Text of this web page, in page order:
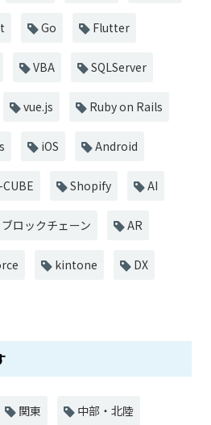
Go Flutter
VBA SQLServer
vue.js Ruby on Rails
iOS Android
CUBE Shopify AI
ブロックチェーン AR
kintone DX
関東 中部・北陸